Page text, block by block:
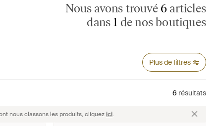
Nous avons trouvé 6 articles
dans 1 de nos boutiques
Plus de filtres
6 résultats
nous classons les produits, cliquezici.